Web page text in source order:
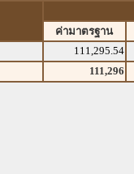
ค่ามาตรฐาน
111,295.54
111,296